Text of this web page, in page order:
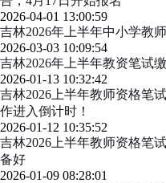
2026-04-01 13:00:59
吉林2026年上半年中小学教
2026-03-03 10:09:54
吉林2026年上半年教资笔试
2026-01-13 10:32:42
吉林2026上半年教师资格笔
作进入倒计时！
2026-01-12 10:35:52
吉林2026上半年教师资格笔
备好
2026-01-09 08:28:01